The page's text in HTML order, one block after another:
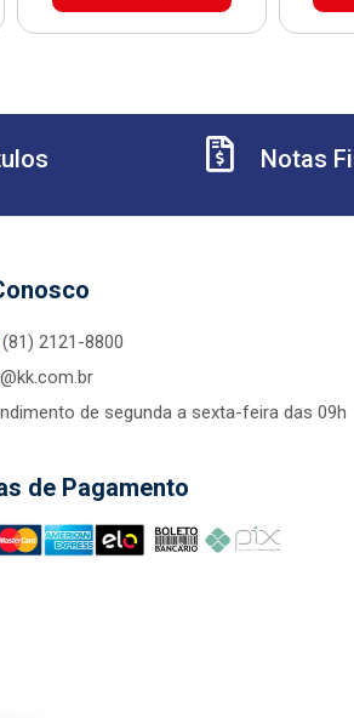
Notas
(81) 2121-8800
de segunda a sexta-feira das 09h
de Pagamento